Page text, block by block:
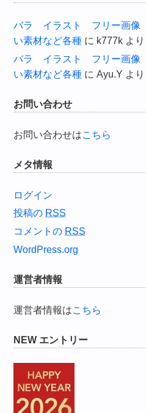
バラ イラスト フリー画像
い素材など各種 に k777k より
バラ イラスト フリー画像
い素材など各種 にAyu.Y より
お問い合わせ
お問い合わせはこちら
メタ情報
ログイン
投稿の RSS
コメントの RSS
WordPress.org
運営者情報
運営者情報はこちら
NEW エントリー